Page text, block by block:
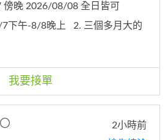
傍晚 2026/08/08 全日皆可
7下午-8/8晚上
2. 三個多月大的
我要接單
2小時前